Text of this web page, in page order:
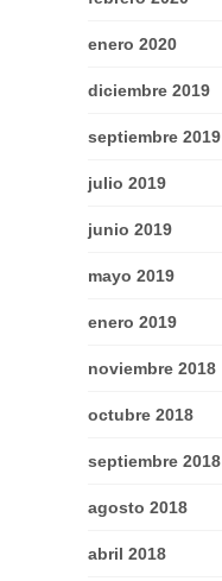
enero 2020
diciembre 2019
septiembre 2019
julio 2019
junio 2019
mayo 2019
enero 2019
noviembre 2018
octubre 2018
septiembre 2018
agosto 2018
abril 2018